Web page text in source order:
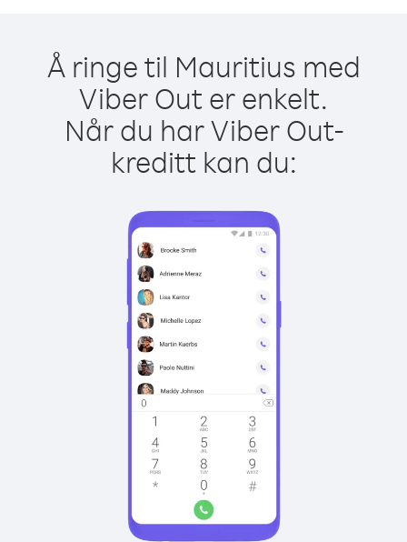
Å ringe til Mauritius med
Viber Out er enkelt.
Når du har Viber Out-
kreditt kan du: